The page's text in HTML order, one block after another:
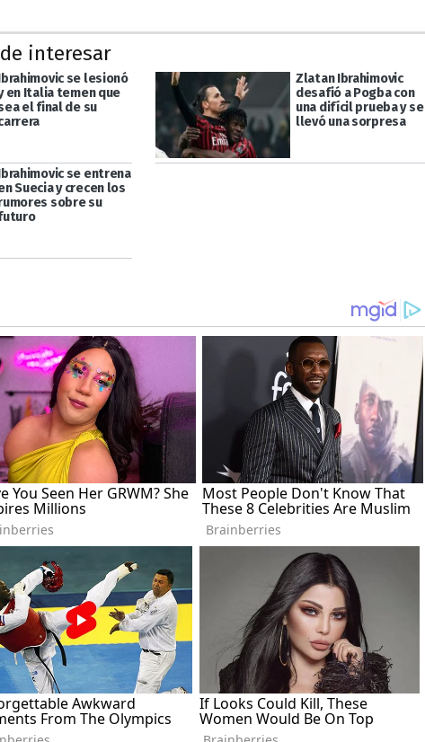
interesar
se lesionó
en Italia temen que
el final de su
Zlatan Ibrahimovic
desafió a Pogba con
una difícil prueba y se
llevó una sorpresa
se entrena
Suecia y crecen los
sobre su